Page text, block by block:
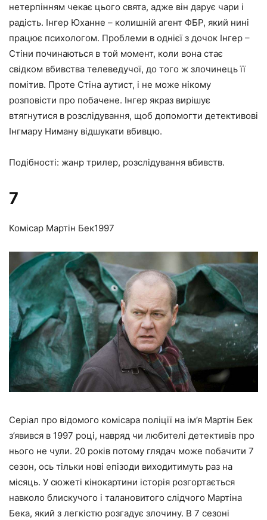
нетерпінням чекає цього свята, адже він дарує чари і
радість. Інгер Юханне – колишній агент ФБР, який нині
працює психологом. Проблеми в однієї з дочок Інгер –
Стіни починаються в той момент, коли вона стає
свідком вбивства телеведучої, до того ж злочинець її
помітив. Проте Стіна аутист, і не може нікому
розповісти про побачене. Інгер якраз вирішує
втягнутися в розслідування, щоб допомогти детективові
Інгмару Ниману відшукати вбивцю.
Подібності: жанр трилер, розслідування вбивств.
7
Комісар Мартін Бек1997
Серіал про відомого комісара поліції на ім’я Мартін Бек
з’явився в 1997 році, навряд чи любителі детективів про
нього не чули. 20 років потому глядач може побачити 7
сезон, ось тільки нові епізоди виходитимуть раз на
місяць. У сюжеті кінокартини історія розгортається
навколо блискучого і талановитого слідчого Мартіна
Бека, який з легкістю розгадує злочину. В 7 сезоні